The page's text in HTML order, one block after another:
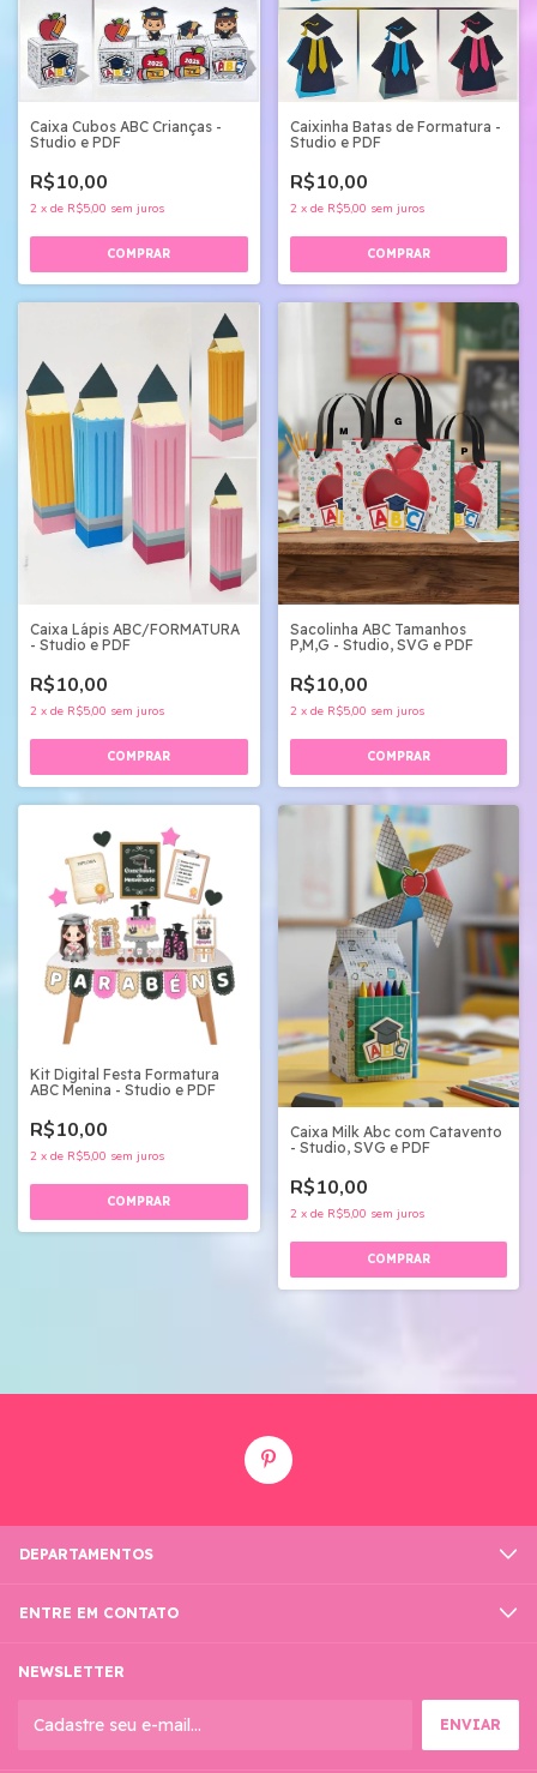
Caixa Cubos ABC Crianças -
Studio e PDF
R$10,00
2 x de R$5,00 sem juros
Caixinha Batas de Formatura -
Studio e PDF
R$10,00
2 x de R$5,00 sem juros
Caixa Lápis ABC/FORMATURA
- Studio e PDF
R$10,00
2 x de R$5,00 sem juros
Sacolinha ABC Tamanhos
P,M,G - Studio, SVG e PDF
R$10,00
2 x de R$5,00 sem juros
Kit Digital Festa Formatura
ABC Menina - Studio e PDF
R$10,00
2 x de R$5,00 sem juros
Caixa Milk Abc com Catavento
- Studio, SVG e PDF
R$10,00
2 x de R$5,00 sem juros
DEPARTAMENTOS
ENTRE EM CONTATO
NEWSLETTER